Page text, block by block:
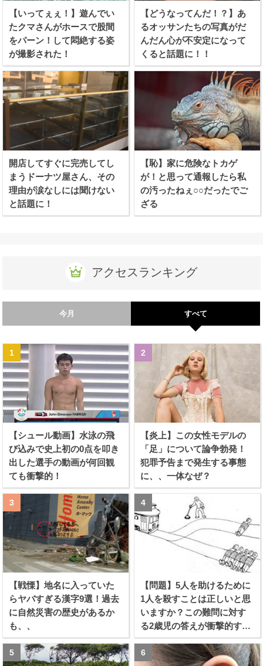
【いってぇぇ！】遊んでい
たクマさんがホースで股間
をパーン！して悶絶する姿
が撮影された！
【どうなってんだ！？】あ
るオッサンたちの写真がだ
んだん心が不安定になって
くると話題に！！
開店してすぐに完売してし
まうドーナツ屋さん、その
理由が涙なしには聞けない
と話題に！
【恥】家に危険なトカゲ
が！と思って通報したら私
の汚ったねぇ○○だったでご
ざる
アクセスランキング
今月 すべて
【シュール動画】水泳の飛
び込みで史上初の0点を叩き
出した選手の動画が何回観
ても衝撃的！
【炎上】この女性モデルの
「足」について論争勃発！
犯罪予告まで発生する事態
に、、一体なぜ？
【戦慄】地名に入っていた
らヤバすぎる漢字9選！過去
に自然災害の歴史があるか
も、、
【問題】5人を助けるために
1人を殺すことは正しいと思
いますか？この難問に対す
る2歳児の答えが衝撃的すぎ
る！！